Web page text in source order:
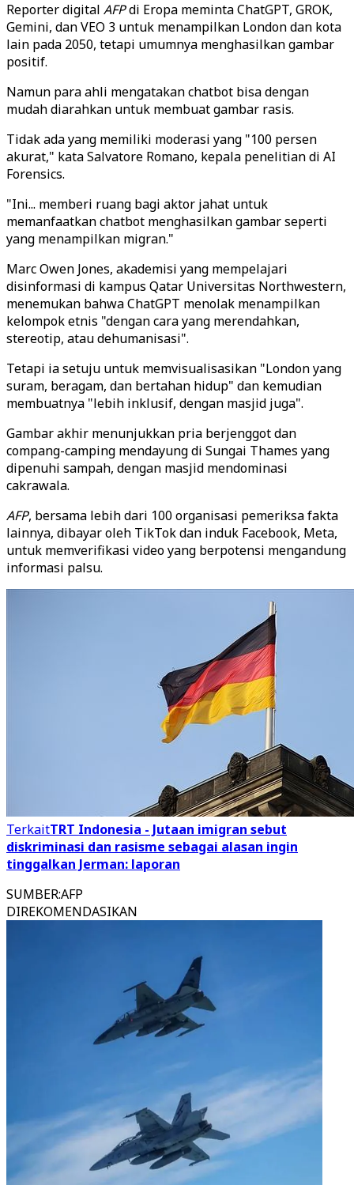
Reporter digital AFPdi Eropa meminta ChatGPT, GROK,
Gemini, dan VEO 3 untuk menampilkan London dan kota
lain pada 2050, tetapi umumnya menghasilkan gambar
positif.
Namun para ahli mengatakan chatbot bisa dengan
mudah diarahkan untuk membuat gambar rasis.
Tidak ada yang memiliki moderasi yang "100 persen
akurat," kata Salvatore Romano, kepala penelitian di AI
Forensics.
"Ini... memberi ruang bagi aktor jahat untuk
memanfaatkan chatbot menghasilkan gambar seperti
yang menampilkan migran."
Marc Owen Jones, akademisi yang mempelajari
disinformasi di kampus Qatar Universitas Northwestern,
menemukan bahwa ChatGPT menolak menampilkan
kelompok etnis "dengan cara yang merendahkan,
stereotip, atau dehumanisasi".
Tetapi ia setuju untuk memvisualisasikan "London yang
suram, beragam, dan bertahan hidup" dan kemudian
membuatnya "lebih inklusif, dengan masjid juga".
Gambar akhir menunjukkan pria berjenggot dan
compang-camping mendayung di Sungai Thames yang
dipenuhi sampah, dengan masjid mendominasi
cakrawala.
AFP, bersama lebih dari 100 organisasi pemeriksa fakta
lainnya, dibayar oleh TikTok dan induk Facebook, Meta,
untuk memverifikasi video yang berpotensi mengandung
informasi palsu.
TerkaitTRT Indonesia - Jutaan imigran sebut
diskriminasi dan rasisme sebagai alasan ingin
tinggalkan Jerman: laporan
SUMBER:AFP
DIREKOMENDASIKAN